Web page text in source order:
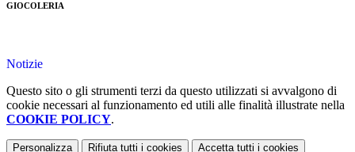
GIOCOLERIA
Notizie
Questo sito o gli strumenti terzi da questo utilizzati si avvalgono di
cookie necessari al funzionamento ed utili alle finalità illustrate nella
COOKIE POLICY.
Personalizza Rifiuta tutti i cookies Accetta tutti i cookies